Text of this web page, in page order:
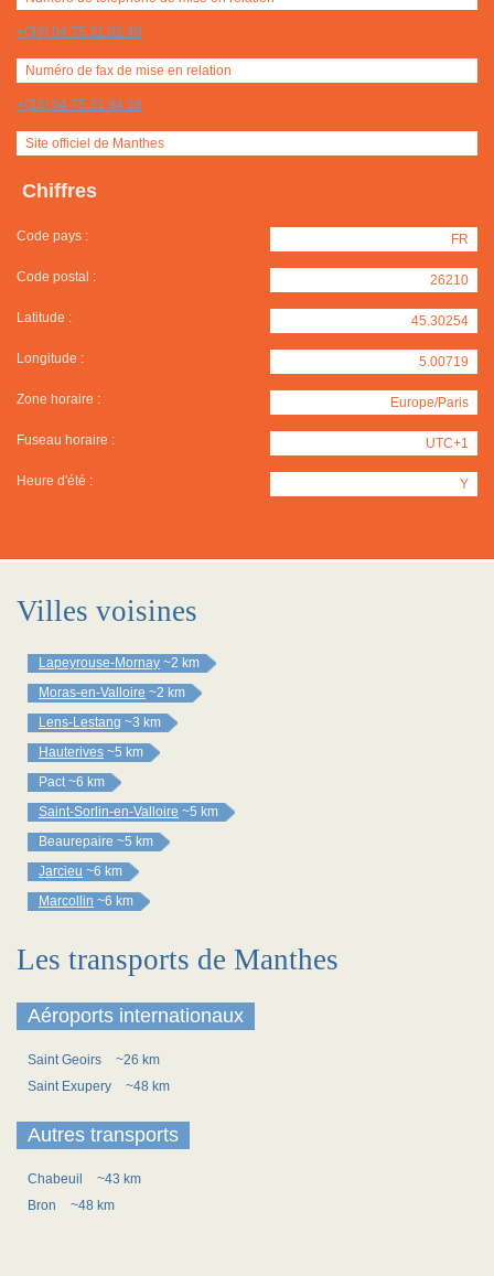
+(33) 04 75 31 92 40
Numéro de fax de mise en relation
+(33) 04 75 31 94 18
Site officiel de Manthes
Chiffres
Code pays : FR
Code postal : 26210
Latitude : 45.30254
Longitude : 5.00719
Zone horaire : Europe/Paris
Fuseau horaire : UTC+1
Heure d'été : Y
Villes voisines
Lapeyrouse-Mornay ~2 km
Moras-en-Valloire ~2 km
Lens-Lestang ~3 km
Hauterives ~5 km
Pact ~6 km
Saint-Sorlin-en-Valloire ~5 km
Beaurepaire ~5 km
Jarcieu ~6 km
Marcollin ~6 km
Les transports de Manthes
Aéroports internationaux
Saint Geoirs
~26 km
Saint Exupery
~48 km
Autres transports
Chabeuil
~43 km
Bron
~48 km